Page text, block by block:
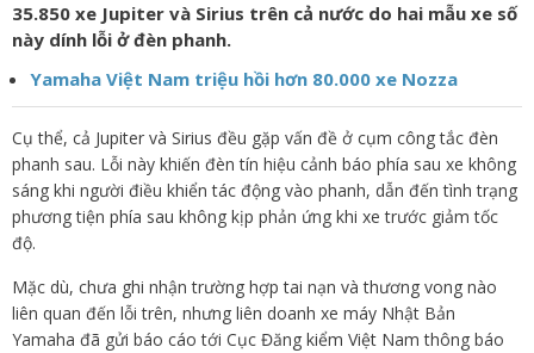
35.850 xe Jupiter và Sirius trên cả nước do hai mẫu xe số
này dính lỗi ở đèn phanh.
Yamaha Việt Nam triệu hồi hơn 80.000 xe Nozza
Cụ thể, cả Jupiter và Sirius đều gặp vấn đề ở cụm công tắc đèn
phanh sau. Lỗi này khiến đèn tín hiệu cảnh báo phía sau xe không
sáng khi người điều khiển tác động vào phanh, dẫn đến tình trạng
phương tiện phía sau không kịp phản ứng khi xe trước giảm tốc
độ.
Mặc dù, chưa ghi nhận trường hợp tai nạn và thương vong nào
liên quan đến lỗi trên, nhưng liên doanh xe máy Nhật Bản
Yamaha đã gửi báo cáo tới Cục Đăng kiểm Việt Nam thông báo